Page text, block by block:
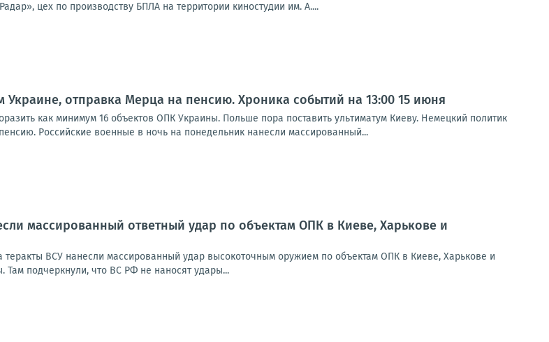
цех по производству БПЛА на территории киностудии им. А....
Украине, отправка Мерца на пенсию. Хроника событий на 13:00 15 июня
как минимум 16 объектов ОПК Украины. Польше пора поставить ультиматум Киеву. Немецкий политик
Российские военные в ночь на понедельник нанесли массированный...
массированный ответный удар по объектам ОПК в Киеве, Харькове и
теракты ВСУ нанесли массированный удар высокоточным оружием по объектам ОПК в Киеве, Харькове и
подчеркнули, что ВС РФ не наносят удары...